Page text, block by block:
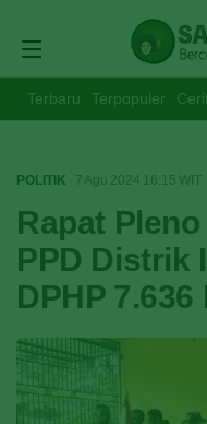
Terbaru Terpopuler
POLITIK · 7 Agu 2024 16:15 WIT
Rapat
PPD Distrik
DPHP